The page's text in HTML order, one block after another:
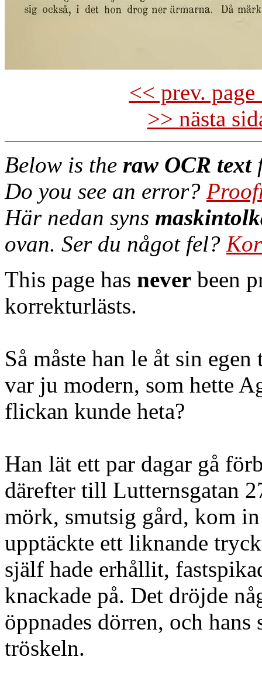
<< prev.
>> nästa
Below is the raw OCR text
Do you see an error?
Här nedan syns
ovan. Ser du något fel?
This page has never been
korrekturlästs.
Så måste han le åt sin
var ju modern, som hette
flickan kunde heta?
Han lät ett par dagar gå
därefter till Lutternsgatan
mörk, smutsig gård, kom
upptäckte ett liknande
själf hade erhållit,
knackade på. Det dröjde
öppnades dörren, och hans
tröskeln.